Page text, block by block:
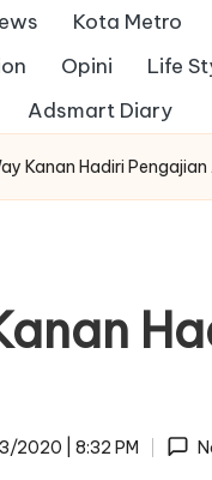
Kota Metro
Opini Life
Adsmart Diary
Kanan Hadiri
2020 | 8:32 PM